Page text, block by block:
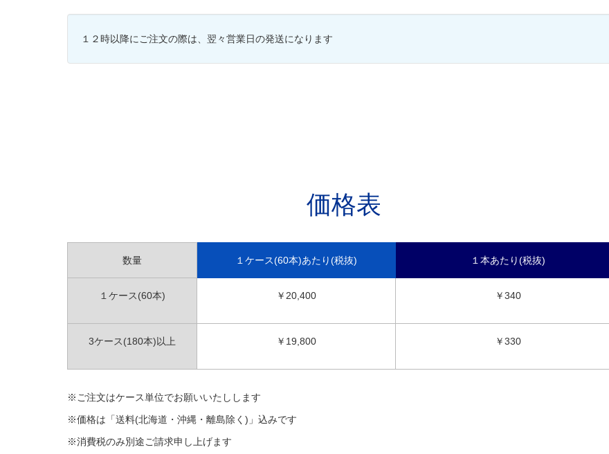
１２時以降にご注文の際は、翌々営業日の発送になります
価格表
数量 １ケース(60本)あたり(税抜) １本あたり(税抜)
１ケース(60本) ￥20,400 ￥340
3ケース(180本)以上 ￥19,800 ￥330
※ご注文はケース単位でお願いいたしします
※価格は「送料(北海道・沖縄・離島除く)」込みです
※消費税のみ別途ご請求申し上げます